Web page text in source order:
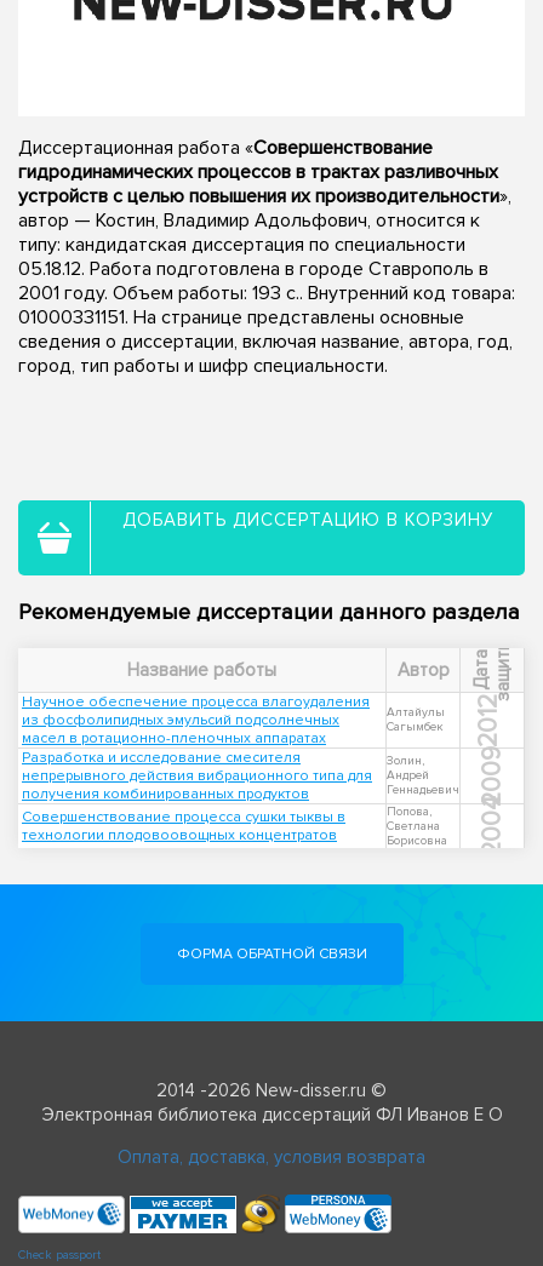
Диссертационная работа «Совершенствование
гидродинамических процессов в трактах разливочных
устройств с целью повышения их производительности»,
автор — Костин, Владимир Адольфович, относится к
типу: кандидатская диссертация по специальности
05.18.12. Работа подготовлена в городе Ставрополь в
2001 году. Объем работы: 193 с.. Внутренний код товара:
01000331151. На странице представлены основные
сведения о диссертации, включая название, автора, год,
город, тип работы и шифр специальности.
ДОБАВИТЬ ДИССЕРТАЦИЮ В КОРЗИНУ
Рекомендуемые диссертации данного раздела
Название работы Автор Д
а
т
а
з
а
щ
и
т ы
Научное обеспечение процесса влагоудаления
из фосфолипидных эмульсий подсолнечных
масел в ротационно-пленочных аппаратах
Алтайулы
Сагымбек
2012
Разработка и исследование смесителя
непрерывного действия вибрационного типа для
получения комбинированных продуктов
Золин,
Андрей
Геннадьевич
2009
Совершенствование процесса сушки тыквы в
технологии плодовоовощных концентратов
Попова,
Светлана
Борисовна
2004
ФОРМА ОБРАТНОЙ СВЯЗИ
2014 -2026 New-disser.ru ©
Электронная библиотека диссертаций ФЛ Иванов Е О
Оплата, доставка, условия возврата
Check passport